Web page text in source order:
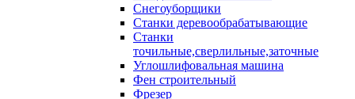
Снегоуборщики
Станки деревообрабатывающие
Станки
точильные,сверлильные,заточные
Углошлифовальная машина
Фен строительный
Фрезер